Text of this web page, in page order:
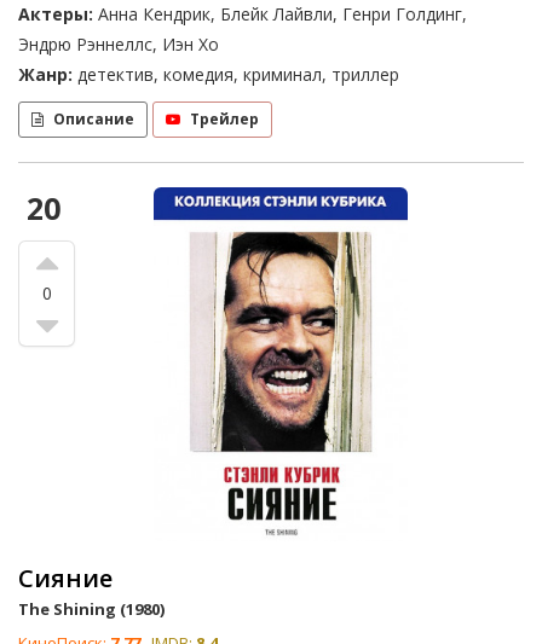
Актеры: Анна Кендрик, Блейк Лайвли, Генри Голдинг,
Эндрю Рэннеллс, Иэн Хо
Жанр: детектив, комедия, криминал, триллер
Описание Трейлер
20
0
Сияние
The Shining (1980)